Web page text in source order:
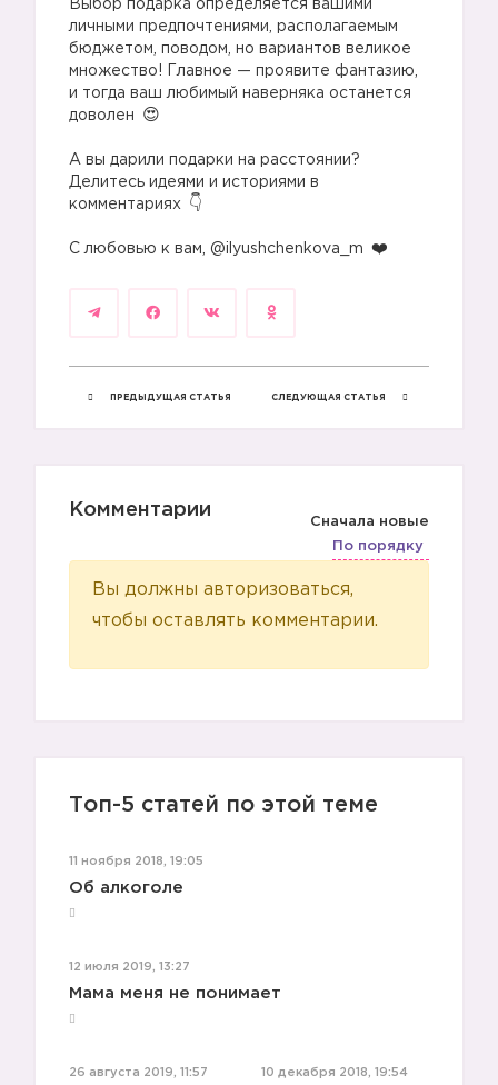
🎁
Выбор подарка определяется вашими
личными предпочтениями, располагаемым
бюджетом, поводом, но вариантов великое
множество! Главное — проявите фантазию,
и тогда ваш любимый наверняка останется
доволен
А вы дарили подарки на расстоянии?
Делитесь идеями и историями в
комментариях
С любовью к вам, @ilyushchenkova_m
ПРЕДЫДУЩАЯ СТАТЬЯ СЛЕДУЮЩАЯ СТАТЬЯ
Комментарии
Сначала новые
По порядку
Вы должны авторизоваться,
чтобы оставлять комментарии.
Топ-5 статей по этой теме
11 ноября 2018, 19:05
Об алкоголе
12 июля 2019, 13:27
Мама меня не понимает
26 августа 2019, 11:57 10 декабря 2018, 19:54